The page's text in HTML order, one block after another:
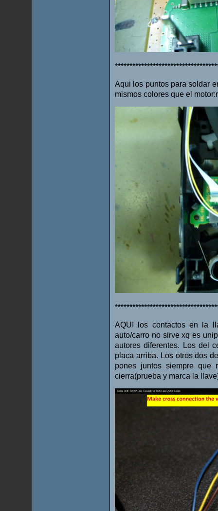
Aqui los puntos para soldar
mismos colores que el
AQUI los contactos en la
auto/carro no sirve xq es
autores diferentes. Los del
placa arriba. Los otros dos
pones juntos siempre
cierra(prueba y marca la